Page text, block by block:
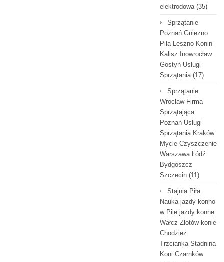
elektrodowa(35)
Sprzątanie
Poznań Gniezno
Piła Leszno Konin
Kalisz Inowrocław
Gostyń Usługi
Sprzątania(17)
Sprzątanie
Wrocław Firma
Sprzątająca
Poznań Usługi
Sprzątania Kraków
Mycie Czyszczenie
Warszawa Łódź
Bydgoszcz
Szczecin (11)
Stajnia Piła
Nauka jazdy konno
w Pile jazdy konne
Wałcz Złotów konie
Chodzież
Trzcianka Stadnina
Koni Czarnków